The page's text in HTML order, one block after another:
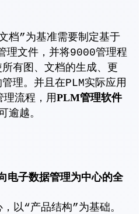
”为基准需要制定基于
理文件，并将9000管理程
有图、文档的生成、更
理。并且在PLM实际应用
理流程，用PLM管理软件
逾越。
电子数据管理为中心的全
以“产品结构”为基础。